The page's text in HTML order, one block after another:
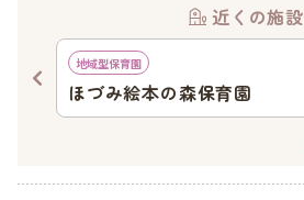
近くの施設
地域型保育園
ほづみ絵本の森保育園